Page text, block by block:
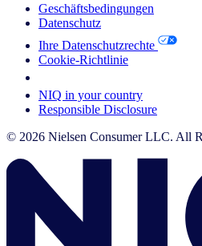
Geschäftsbedingungen
Datenschutz
Ihre Datenschutzrechte
Cookie-Richtlinie
NIQ in your country
Responsible Disclosure
© 2026 Nielsen Consumer LLC. All